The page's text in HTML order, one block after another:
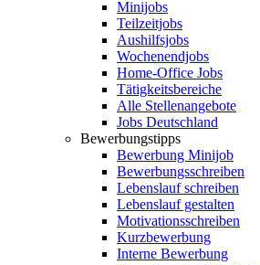
Minijobs
Teilzeitjobs
Aushilfsjobs
Wochenendjobs
Home-Office Jobs
Tätigkeitsbereiche
Alle Stellenangebote
Jobs Deutschland
Bewerbungstipps
Bewerbung Minijob
Bewerbungsschreiben
Lebenslauf schreiben
Lebenslauf gestalten
Motivationsschreiben
Kurzbewerbung
Interne Bewerbung